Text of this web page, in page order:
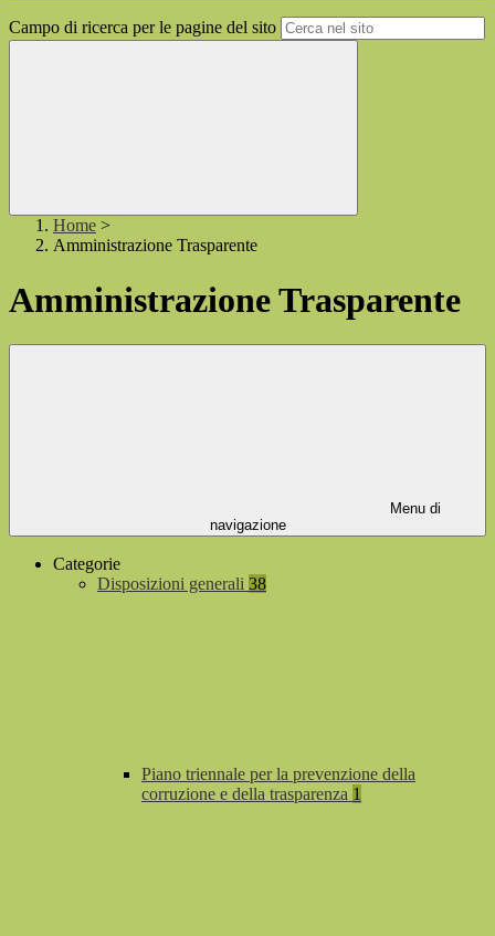
Campo di ricerca per le pagine del sito
Home >
Amministrazione Trasparente
Amministrazione Trasparente
Menu di
navigazione
Categorie
Disposizioni generali 38
Piano triennale per la prevenzione della
corruzione e della trasparenza 1